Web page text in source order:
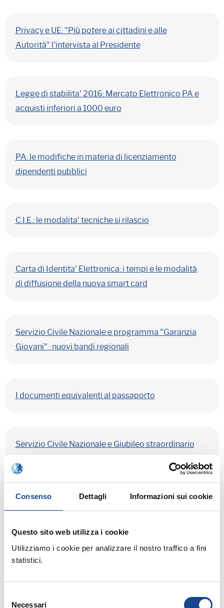
Consenso Dettagli Informazioni sui cookie
Questo sito web utilizza i cookie
Utilizziamo i cookie per analizzare il nostro traffico a fini
statistici.
Necessari
Privacy e UE: "Più potere ai cittadini e alle
Autorità" l'intervista al Presidente
Legge di stabilita' 2016: Mercato Elettronico PA e
acquisti inferiori a 1000 euro
PA: le modifiche in materia di licenziamento
dipendenti pubblici
C.I.E.: le modalita' tecniche si rilascio
Carta di Identita' Elettronica: i tempi e le modalità
di diffusione della nuova smart card
Servizio Civile Nazionale e programma "Garanzia
Giovani" : nuovi bandi regionali
I documenti equivalenti al passaporto
Servizio Civile Nazionale e Giubileo straordinario